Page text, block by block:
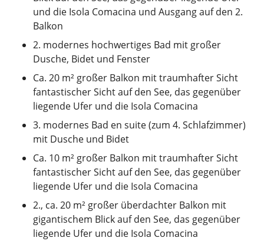
und die Isola Comacina und Ausgang auf den 2.
Balkon
2. modernes hochwertiges Bad mit großer
Dusche, Bidet und Fenster
Ca. 20 m² großer Balkon mit traumhafter Sicht
fantastischer Sicht auf den See, das gegenüber
liegende Ufer und die Isola Comacina
3. modernes Bad en suite (zum 4. Schlafzimmer)
mit Dusche und Bidet
Ca. 10 m² großer Balkon mit traumhafter Sicht
fantastischer Sicht auf den See, das gegenüber
liegende Ufer und die Isola Comacina
2., ca. 20 m² großer überdachter Balkon mit
gigantischem Blick auf den See, das gegenüber
liegende Ufer und die Isola Comacina